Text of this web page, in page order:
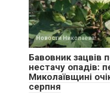
Новости Николаева
Бавовник зацвів
нестачу опадів:
Миколаївщині
серпня